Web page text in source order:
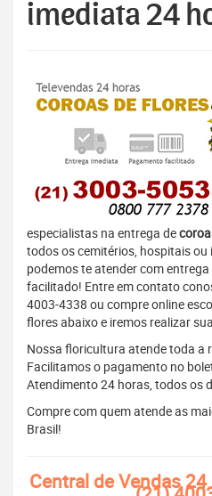
imediata 24
especialistas na entrega de
todos os cemitérios, hospitais ou
podemos te atender com
facilitado! Entre em contato
4003-4338 ou compre online
flores abaixo e iremos realizar
Nossa floricultura atende toda a
Facilitamos o pagamento no
Atendimento 24 horas, todos os
Compre com quem atende as
Brasil!
Central de Vendas